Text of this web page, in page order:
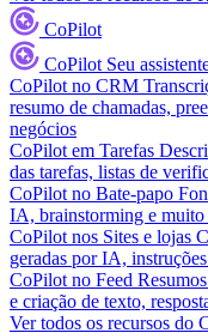
CoPilot
CoPilot Seu
CoPilot no CRM
resumo de chamadas,
negócios
CoPilot em Tarefas
das tarefas, listas de
CoPilot no Bate-papo
IA, brainstorming e muito
CoPilot nos Sites e lojas
geradas por IA,
CoPilot no Feed
e criação de texto,
Ver todos os recursos do